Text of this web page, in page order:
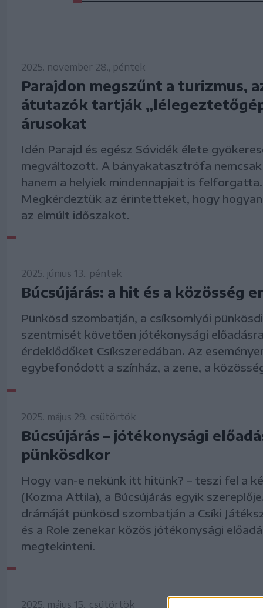
2025. november 28., péntek
Parajdon megszűnt a turizmus,
átutazók tartják
árusokat
Idén Parajd és egész Sóvidék élete
megváltozott. A bányakatasztrófa
hanem a helyiek mindennapjait is felforgatta.
Megkérdeztük az érintetteket, hogy
az elmúlt időszakot.
2025. június 13., péntek
Búcsújárás: a hit és a közösség
Pünkösd szombatján, a csíksomlyói
szentmisét követően jótékonysági
érdeklődőket Csíkszeredában. Az
egybefonódott a színház, a zene, a
2025. május 29., csütörtök
Búcsújárás – jótékonysági
pünkösdkor
Hogy van-e nekünk itt hitünk? – teszi fel a
(Kozma Attila), a Búcsújárás egyik
drámáját pünkösd szombatján a Csíki
és a Role zenekar közös jótékonysági
megtekinteni.
2025. május 15., csütörtök